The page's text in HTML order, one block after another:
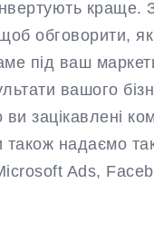
краще.
обговорити, як
під ваш
вашого
зацікавлені
надаємо
Ads,